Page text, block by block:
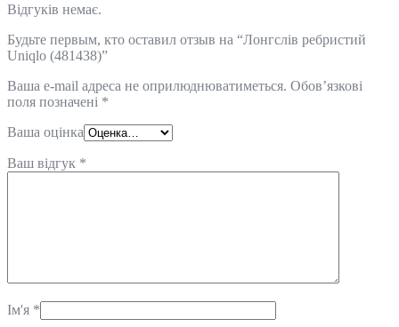
Відгуків немає.
Будьте первым, кто оставил отзыв на “Лонгслів ребристий
Uniqlo (481438)”
Ваша e-mail адреса не оприлюднюватиметься. Обов’язкові
поля позначені *
Ваша оцінка
Ваш відгук *
Ім'я *